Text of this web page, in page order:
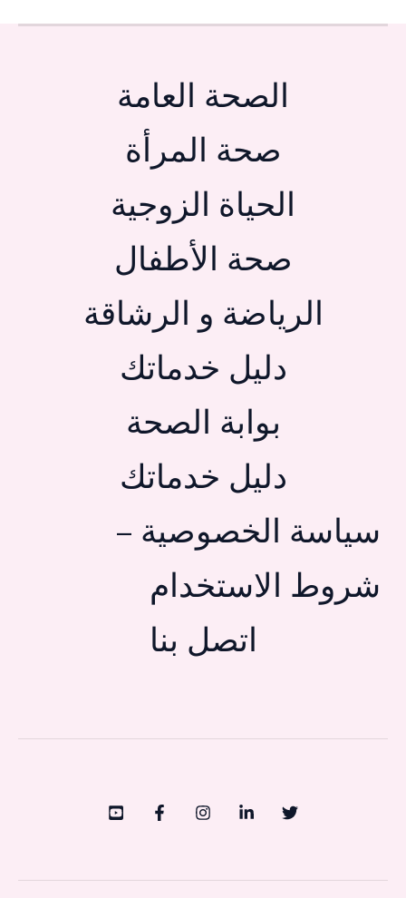
الصحة العامة
صحة المرأة
الحياة الزوجية
صحة الأطفال
الرياضة و الرشاقة
دليل خدماتك
بوابة الصحة
دليل خدماتك
سياسة الخصوصية –
شروط الاستخدام
اتصل بنا